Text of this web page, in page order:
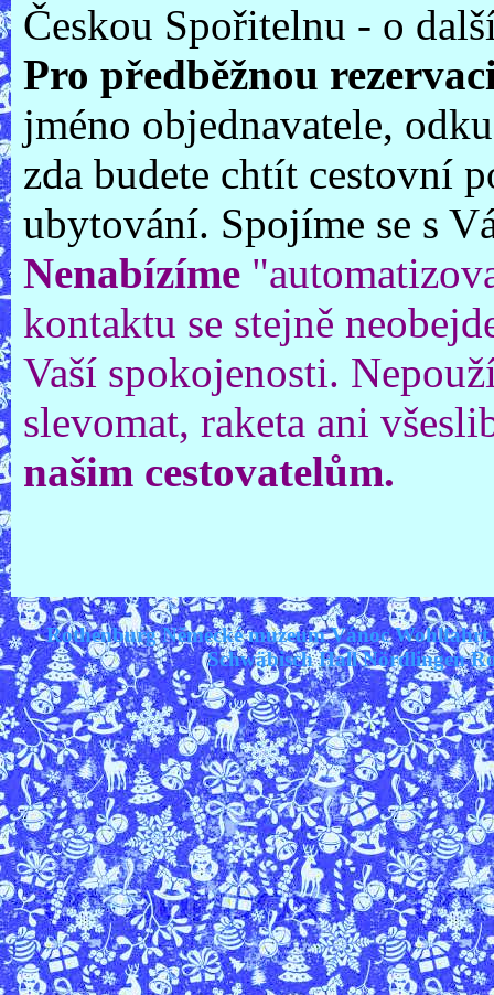
Českou Spořitelnu - o
Pro předběžnou
jméno objednavatele,
zda budete chtít cestovní
ubytování. Spojíme se s
Nenabízíme
kontaktu se stejně
Vaší spokojenosti.
slevomat, raketa ani
našim cestovatelům.
Rothenburg Německé muzeum Vánoc
Schwäbisch Hall Nördlingen